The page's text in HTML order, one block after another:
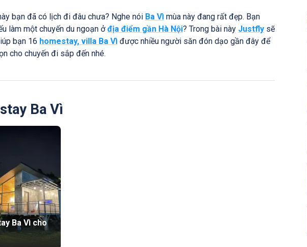
bạn đã có lịch đi đâu chưa? Nghe nói Ba Vì mùa này đang rất đẹp. Bạn
làm một chuyến du ngoạn ởđịa điểm gần Hà Nội? Trong bài này Justfly sẽ
bạn 16 homestay, villa Ba Vì được nhiều người săn đón dạo gần đây để
cho chuyến đi sắp đến nhé.
Ba Vì
Ba Vì cho